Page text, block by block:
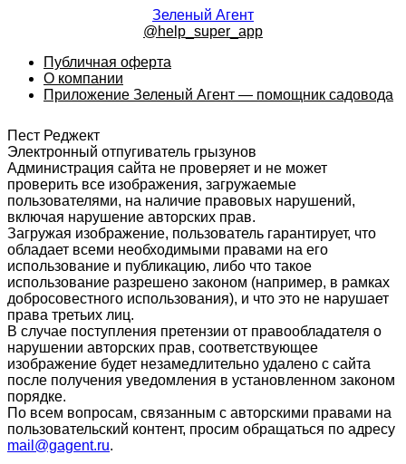
Зеленый Агент
@help_super_app
Публичная оферта
О компании
Приложение Зеленый Агент — помощник садовода
Пест Реджект
Электронный отпугиватель грызунов
Администрация сайта не проверяет и не может
проверить все изображения, загружаемые
пользователями, на наличие правовых нарушений,
включая нарушение авторских прав.
Загружая изображение, пользователь гарантирует, что
обладает всеми необходимыми правами на его
использование и публикацию, либо что такое
использование разрешено законом (например, в рамках
добросовестного использования), и что это не нарушает
права третьих лиц.
В случае поступления претензии от правообладателя о
нарушении авторских прав, соответствующее
изображение будет незамедлительно удалено с сайта
после получения уведомления в установленном законом
порядке.
По всем вопросам, связанным с авторскими правами на
пользовательский контент, просим обращаться по адресу
mail@gagent.ru.